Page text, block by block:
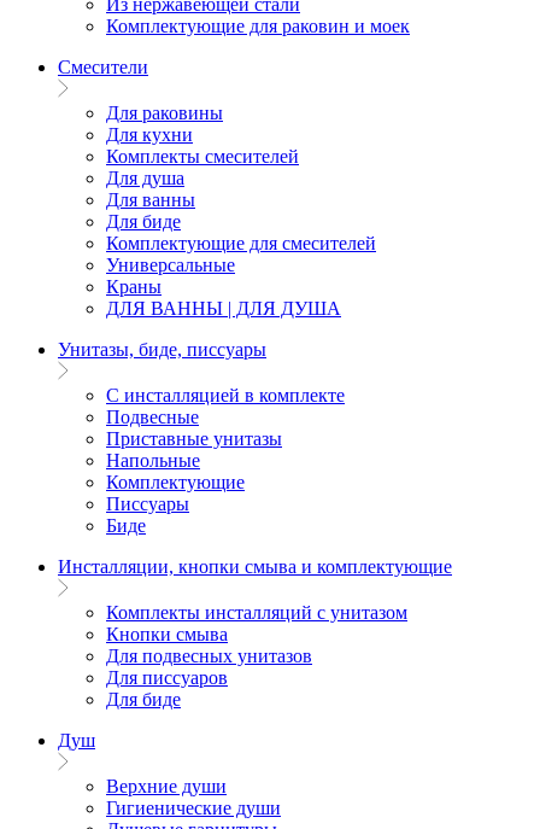
Комплектующие для раковин и моек
Смесители
Для раковины
Для кухни
Комплекты смесителей
Для душа
Для ванны
Для биде
Комплектующие для смесителей
Универсальные
Краны
ДЛЯ ВАННЫ | ДЛЯ ДУША
Унитазы, биде, писсуары
С инсталляцией в комплекте
Подвесные
Приставные унитазы
Напольные
Комплектующие
Писсуары
Биде
Инсталляции, кнопки смыва и комплектующие
Комплекты инсталляций с унитазом
Кнопки смыва
Для подвесных унитазов
Для писсуаров
Для биде
Душ
Верхние души
Гигиенические души